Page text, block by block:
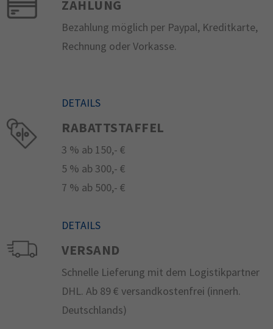
ZAHLUNG
Bezahlung möglich per Paypal, Kreditkarte,
Rechnung oder Vorkasse.
DETAILS
RABATTSTAFFEL
3 % ab 150,- €
5 % ab 300,- €
7 % ab 500,- €
DETAILS
VERSAND
Schnelle Lieferung mit dem Logistikpartner
DHL. Ab 89 € versandkostenfrei (innerh.
Deutschlands)